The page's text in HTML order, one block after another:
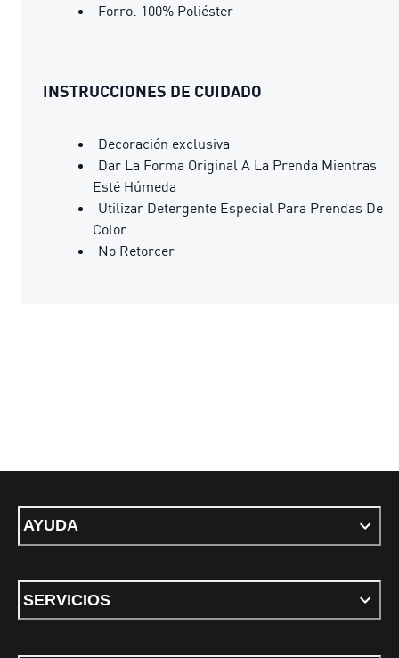
Forro: 100% Poliéster
INSTRUCCIONES DE CUIDADO
Decoración exclusiva
Dar La Forma Original A La Prenda Mientras
Esté Húmeda
Utilizar Detergente Especial Para Prendas De
Color
No Retorcer
AYUDA
SERVICIOS